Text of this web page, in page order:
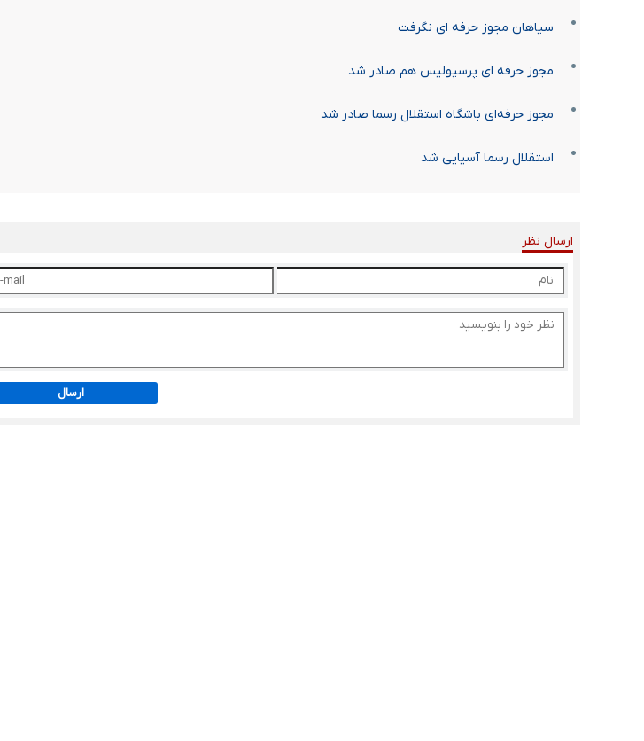
سپاهان مجوز حرفه ای نگرفت
مجوز حرفه ای پرسپولیس هم صادر شد
مجوز حرفه‌ای باشگاه استقلال رسما صادر شد
استقلال رسما آسیایی شد
ارسال نظر
ارسال